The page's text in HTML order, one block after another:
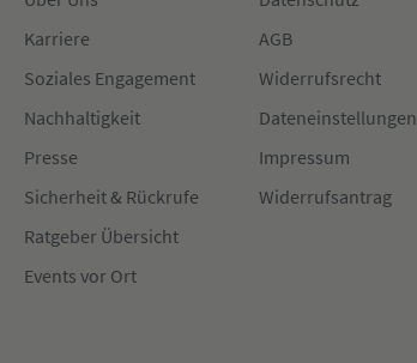
Karriere
Soziales Engagement
Nachhaltigkeit
Presse
Sicherheit & Rückrufe
Ratgeber Übersicht
Events vor Ort
AGB
Widerrufsrecht
Dateneinstellungen
Impressum
Widerrufsantrag